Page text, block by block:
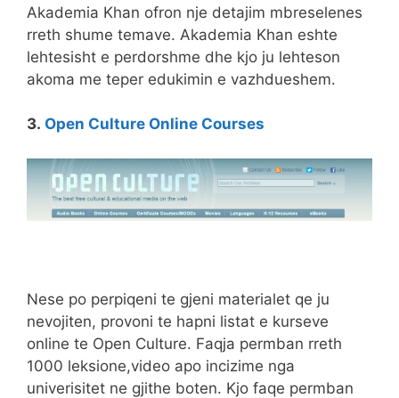
Akademia Khan ofron nje detajim mbreselenes
rreth shume temave. Akademia Khan eshte
lehtesisht e perdorshme dhe kjo ju lehteson
akoma me teper edukimin e vazhdueshem.
3. Open Culture Online Courses
Nese po perpiqeni te gjeni materialet qe ju
nevojiten, provoni te hapni listat e kurseve
online te Open Culture. Faqja permban rreth
1000 leksione,video apo incizime nga
univerisitet ne gjithe boten. Kjo faqe permban